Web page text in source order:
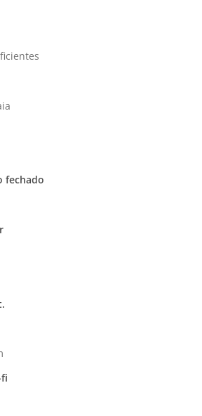
fechado